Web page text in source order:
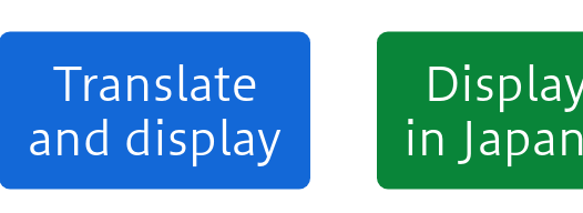
Translate
and display
in